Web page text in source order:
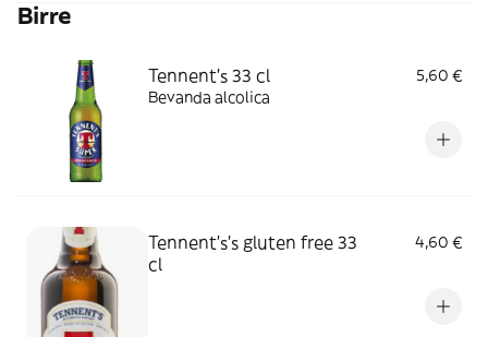
Birre
Tennent's 33 cl
5,60 €
Bevanda alcolica
Tennent's's gluten free 33
cl
4,60 €